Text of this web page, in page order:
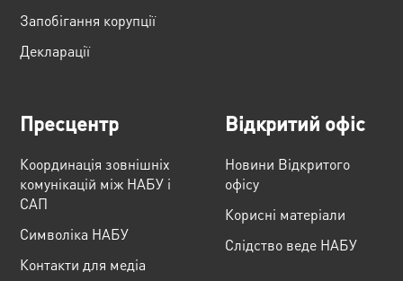
Запобігання корупції
Декларації
Пресцентр
Координація зовнішніх
комунікацій між НАБУ і
САП
Cимволіка НАБУ
Контакти для медіа
Відкритий офіс
Новини Відкритого
офісу
Корисні матеріали
Слідство веде НАБУ